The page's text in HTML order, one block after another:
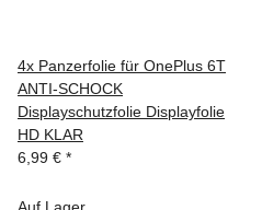
4x Panzerfolie für OnePlus 6T
ANTI-SCHOCK
Displayschutzfolie Displayfolie
HD KLAR
6,99 € *